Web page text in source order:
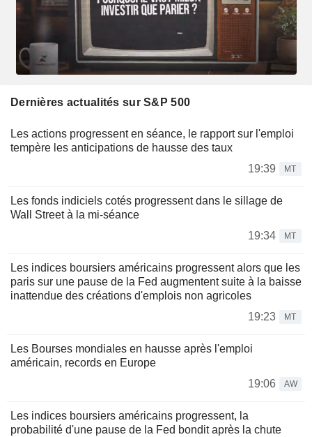
Dernières actualités sur S&P 500
Les actions progressent en séance, le rapport sur l'emploi
tempère les anticipations de hausse des taux
19:39
MT
Les fonds indiciels cotés progressent dans le sillage de
Wall Street à la mi-séance
19:34
MT
Les indices boursiers américains progressent alors que les
paris sur une pause de la Fed augmentent suite à la baisse
inattendue des créations d'emplois non agricoles
19:23
MT
Les Bourses mondiales en hausse après l'emploi
américain, records en Europe
19:06
AW
Les indices boursiers américains progressent, la
probabilité d'une pause de la Fed bondit après la chute